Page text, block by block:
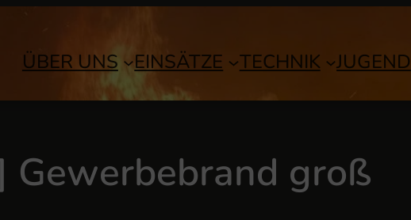
ÜBER UNS EINSÄTZE TECHNIK JUGEND
Gewerbebrand groß